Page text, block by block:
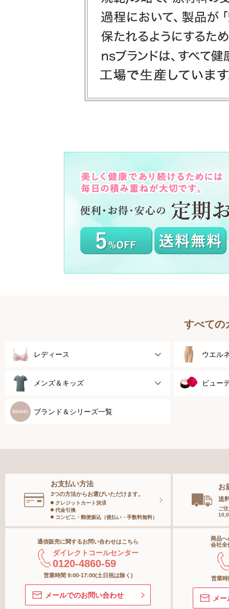
すべての
レディース
ブラジャー
ブラジャーパッド
ランジェリー
インナー
ボトム
ショーツ
ストッキング＆タイツ
ウエル
健康サ
メンズ＆キッズ
メンズトップ
キッズ＆ベビー
ビュー
ボディ
ヘアケア
オーラ
スキン
ブランド＆シリーズ一覧
お支払い方法
3つの方法からお選びいただけます。
クレジットカート決済
代金引換
コンビニ・郵便振込（後払い・手数料無料）
お
送
ご
通信販売に関するお問い合わせはこちら
ダイレクトコールセンター
0120-4860-59
営業時間 9:00-17:00(土日祝は除く)
メールでのお問い合わせ
商品へ
会社全
営業
メ